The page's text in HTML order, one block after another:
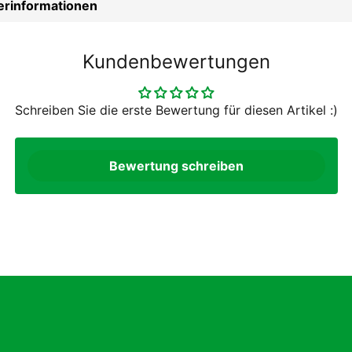
Kundenbewertungen
Schreiben Sie die erste Bewertung für diesen Artikel :)
Bewertung schreiben